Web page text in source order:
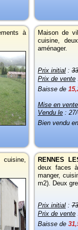
à
Maison de
cuisine,
aménager.
Prix initial:
Prix de vente
Baisse de
Mise en
Vendu le :
Bien vendu
RENNES
deux faces
manger,
m2). Deux
Prix initial:
Prix de vente
Baisse de